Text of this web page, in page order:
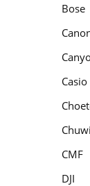
Bose
Casio
Chuwi
CMF
DJI